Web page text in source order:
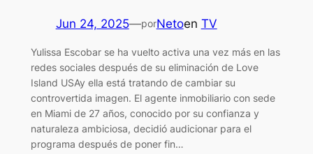
Jun 24, 2025—porNetoen TV
Yulissa Escobar se ha vuelto activa una vez más en las
redes sociales después de su eliminación de Love
Island USAy ella está tratando de cambiar su
controvertida imagen. El agente inmobiliario con sede
en Miami de 27 años, conocido por su confianza y
naturaleza ambiciosa, decidió audicionar para el
programa después de poner fin…